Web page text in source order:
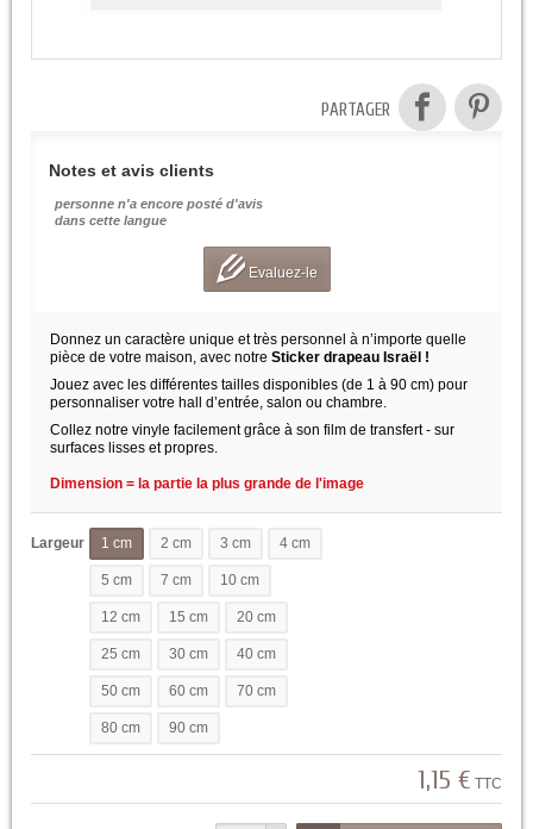
PARTAGER
Notes et avis clients
personne n'a encore posté d'avis
dans cette langue
Evaluez-le
Donnez un caractère unique et très personnel à n’importe quelle
pièce de votre maison, avec notre Sticker drapeau Israël !
Jouez avec les différentes tailles disponibles (de 1 à 90 cm) pour
personnaliser votre hall d’entrée, salon ou chambre.
Collez notre vinyle facilement grâce à son film de transfert - sur
surfaces lisses et propres.
Dimension = la partie la plus grande de l'image
Largeur 1 cm 2 cm 3 cm 4 cm
5 cm 7 cm 10 cm
12 cm 15 cm 20 cm
25 cm 30 cm 40 cm
50 cm 60 cm 70 cm
80 cm 90 cm
1,15 € TTC